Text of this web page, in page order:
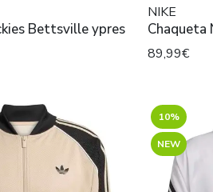
Bettsville ypres
NIKE
Chaqueta
89,99€
10%
NEW